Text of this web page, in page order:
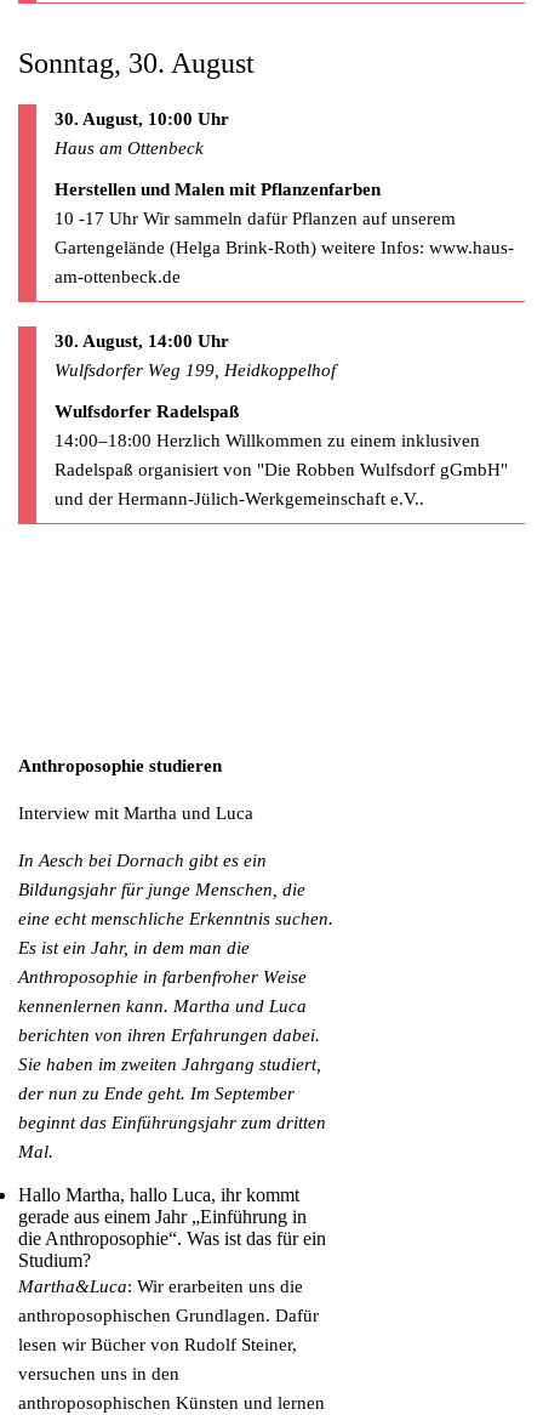
Sonntag, 30. August
30. August, 10:00 Uhr
Haus am Ottenbeck
Herstellen und Malen mit Pflanzenfarben
10 -17 Uhr Wir sammeln dafür Pflanzen auf unserem
Gartengelände (Helga Brink-Roth) weitere Infos: www.haus-
am-ottenbeck.de
30. August, 14:00 Uhr
Wulfsdorfer Weg 199, Heidkoppelhof
Wulfsdorfer Radelspaß
14:00–18:00 Herzlich Willkommen zu einem inklusiven
Radelspaß organisiert von "Die Robben Wulfsdorf gGmbH"
und der Hermann-Jülich-Werkgemeinschaft e.V..
Anthroposophie studieren
Interview mit Martha und Luca
In Aesch bei Dornach gibt es ein
Bildungsjahr für junge Menschen, die
eine echt menschliche Erkenntnis suchen.
Es ist ein Jahr, in dem man die
Anthroposophie in farbenfroher Weise
kennenlernen kann. Martha und Luca
berichten von ihren Erfahrungen dabei.
Sie haben im zweiten Jahrgang studiert,
der nun zu Ende geht. Im September
beginnt das Einführungsjahr zum dritten
Mal.
Hallo Martha, hallo Luca, ihr kommt
gerade aus einem Jahr „Einführung in
die Anthroposophie“. Was ist das für ein
Studium?
Martha&Luca: Wir erarbeiten uns die
anthroposophischen Grundlagen. Dafür
lesen wir Bücher von Rudolf Steiner,
versuchen uns in den
anthroposophischen Künsten und lernen